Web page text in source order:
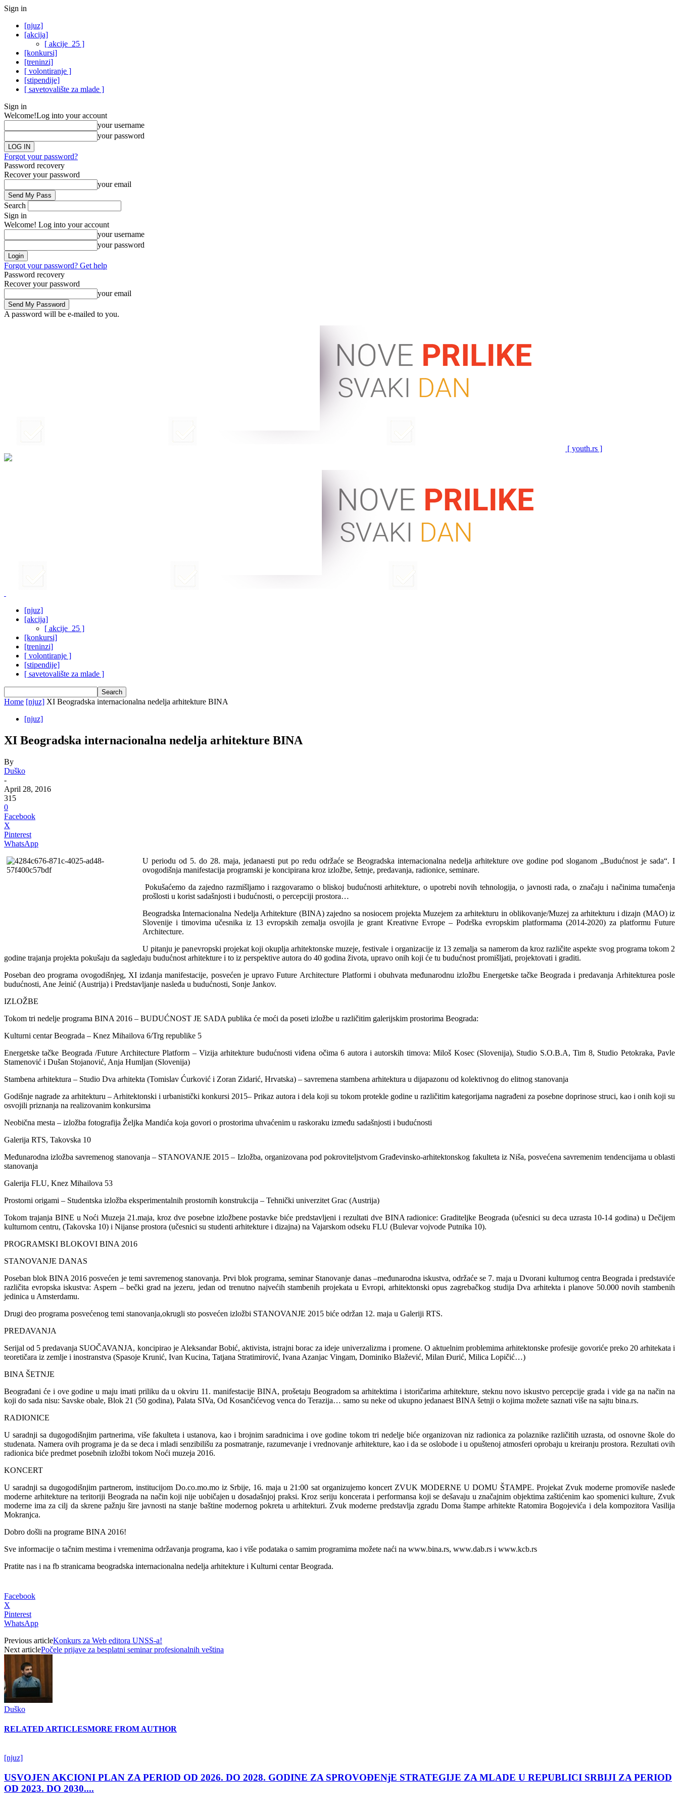
Sign in
[njuz]
[akcija]
[ akcije_25 ]
[konkursi]
[treninzi]
[ volontiranje ]
[stipendije]
[ savetovalište za mlade ]
Sign in
Welcome!Log into your account
your username
your password
Forgot your password?
Password recovery
Recover your password
your email
Search
Sign in
Welcome! Log into your account
your username
your password
Forgot your password? Get help
Password recovery
Recover your password
your email
A password will be e-mailed to you.
[ youth.rs ]
[njuz]
[akcija]
[ akcije_25 ]
[konkursi]
[treninzi]
[ volontiranje ]
[stipendije]
[ savetovalište za mlade ]
Home [njuz] XI Beogradska internacionalna nedelja arhitekture BINA
[njuz]
XI Beogradska internacionalna nedelja arhitekture BINA
By
Duško
-
April 28, 2016
315
0
Facebook
X
Pinterest
WhatsApp
U periodu od 5. do 28. maja, jedanaesti put po redu održaće se Beogradska internacionalna nedelja arhitekture ove godine pod sloganom „Budućnost je sada“. I
ovogodišnja manifestacija programski je koncipirana kroz izložbe, šetnje, predavanja, radionice, seminare.
Pokušaćemo da zajedno razmišljamo i razgovaramo o bliskoj budućnosti arhitekture, o upotrebi novih tehnologija, o javnosti rada, o značaju i načinima tumačenja
prošlosti u korist sadašnjosti i budućnosti, o percepciji prostora…
Beogradska Internacionalna Nedelja Arhitekture (BINA) zajedno sa nosiocem projekta Muzejem za arhitekturu in oblikovanje/Muzej za arhitekturu i dizajn (MAO) iz
Slovenije i timovima učesnika iz 13 evropskih zemalja osvojila je grant Kreativne Evrope – Podrška evropskim platformama (2014-2020) za platformu Future
Architecture.
U pitanju je panevropski projekat koji okuplja arhitektonske muzeje, festivale i organizacije iz 13 zemalja sa namerom da kroz različite aspekte svog programa tokom 2
godine trajanja projekta pokušaju da sagledaju budućnost arhitekture i to iz perspektive autora do 40 godina života, upravo onih koji će tu budućnost promišljati, projektovati i graditi.
Poseban deo programa ovogodišnjeg, XI izdanja manifestacije, posvećen je upravo Future Architecture Platformi i obuhvata međunarodnu izložbu Energetske tačke Beograda i predavanja Arhitekturea posle
budućnosti, Ane Jeinić (Austrija) i Predstavljanje nasleđa u budućnosti, Sonje Jankov.
IZLOŽBE
Tokom tri nedelje programa BINA 2016 – BUDUĆNOST JE SADA publika će moći da poseti izložbe u različitim galerijskim prostorima Beograda:
Kulturni centar Beograda – Knez Mihailova 6/Trg republike 5
Energetske tačke Beograda /Future Architecture Platform – Vizija arhitekture budućnosti viđena očima 6 autora i autorskih timova: Miloš Kosec (Slovenija), Studio S.O.B.A, Tim 8, Studio Petokraka, Pavle
Stamenović i Dušan Stojanović, Anja Humljan (Slovenija)
Stambena arhitektura – Studio Dva arhitekta (Tomislav Ćurković i Zoran Zidarić, Hrvatska) – savremena stambena arhitektura u dijapazonu od kolektivnog do elitnog stanovanja
Godišnje nagrade za arhitekturu – Arhitektonski i urbanistički konkursi 2015– Prikaz autora i dela koji su tokom protekle godine u različitim kategorijama nagrađeni za posebne doprinose struci, kao i onih koji su
osvojili priznanja na realizovanim konkursima
Neobična mesta – izložba fotografija Željka Mandića koja govori o prostorima uhvaćenim u raskoraku između sadašnjosti i budućnosti
Galerija RTS, Takovska 10
Međunarodna izložba savremenog stanovanja – STANOVANJE 2015 – Izložba, organizovana pod pokroviteljstvom Građevinsko-arhitektonskog fakulteta iz Niša, posvećena savremenim tendencijama u oblasti
stanovanja
Galerija FLU, Knez Mihailova 53
Prostorni origami – Studentska izložba eksperimentalnih prostornih konstrukcija – Tehnički univerzitet Grac (Austrija)
Tokom trajanja BINE u Noći Muzeja 21.maja, kroz dve posebne izložbene postavke biće predstavljeni i rezultati dve BINA radionice: Graditeljke Beograda (učesnici su deca uzrasta 10-14 godina) u Dečijem
kulturnom centru, (Takovska 10) i Nijanse prostora (učesnici su studenti arhitekture i dizajna) na Vajarskom odseku FLU (Bulevar vojvode Putnika 10).
PROGRAMSKI BLOKOVI BINA 2016
STANOVANJE DANAS
Poseban blok BINA 2016 posvećen je temi savremenog stanovanja. Prvi blok programa, seminar Stanovanje danas –međunarodna iskustva, održaće se 7. maja u Dvorani kulturnog centra Beograda i predstaviće
različita evropska iskustva: Aspern – bečki grad na jezeru, jedan od trenutno najvećih stambenih projekata u Evropi, arhitektonski opus zagrebačkog studija Dva arhitekta i planove 50.000 novih stambenih
jedinica u Amsterdamu.
Drugi deo programa posvećenog temi stanovanja,okrugli sto posvećen izložbi STANOVANJE 2015 biće održan 12. maja u Galeriji RTS.
PREDAVANJA
Serijal od 5 predavanja SUOČAVANJA, koncipirao je Aleksandar Bobić, aktivista, istrajni borac za ideje univerzalizma i promene. O aktuelnim problemima arhitektonske profesije govoriće preko 20 arhitekata i
teoretičara iz zemlje i inostranstva (Spasoje Krunić, Ivan Kucina, Tatjana Stratimirović, Ivana Azanjac Vingam, Dominiko Blažević, Milan Đurić, Milica Lopičić…)
BINA ŠETNJE
Beograđani će i ove godine u maju imati priliku da u okviru 11. manifestacije BINA, prošetaju Beogradom sa arhitektima i istoričarima arhitekture, steknu novo iskustvo percepcije grada i vide ga na način na
koji do sada nisu: Savske obale, Blok 21 (50 godina), Palata SIVa, Od Kosančićevog venca do Terazija… samo su neke od ukupno jedanaest BINA šetnji o kojima možete saznati više na sajtu bina.rs.
RADIONICE
U saradnji sa dugogodišnjim partnerima, više fakulteta i ustanova, kao i brojnim saradnicima i ove godine tokom tri nedelje biće organizovan niz radionica za polaznike različitih uzrasta, od osnovne škole do
studenata. Namera ovih programa je da se deca i mladi senzibilišu za posmatranje, razumevanje i vrednovanje arhitekture, kao i da se oslobode i u opuštenoj atmosferi oprobaju u kreiranju prostora. Rezultati ovih
radionica biće predmet posebnih izložbi tokom Noći muzeja 2016.
KONCERT
U saradnji sa dugogodišnjim partnerom, institucijom Do.co.mo.mo iz Srbije, 16. maja u 21:00 sat organizujemo koncert ZVUK MODERNE U DOMU ŠTAMPE. Projekat Zvuk moderne promoviše nasleđe
moderne arhitekture na teritoriji Beograda na način koji nije uobičajen u dosadašnjoj praksi. Kroz seriju koncerata i performansa koji se dešavaju u značajnim objektima zaštićenim kao spomenici kulture, Zvuk
moderne ima za cilј da skrene pažnju šire javnosti na stanje baštine modernog pokreta u arhitekturi. Zvuk moderne predstavlja zgradu Doma štampe arhitekte Ratomira Bogojevića i dela kompozitora Vasilija
Mokranjca.
Dobro došli na programe BINA 2016!
Sve informacije o tačnim mestima i vremenima održavanja programa, kao i više podataka o samim programima možete naći na www.bina.rs, www.dab.rs i www.kcb.rs
Pratite nas i na fb stranicama beogradska internacionalna nedelja arhitekture i Kulturni centar Beograda.
Facebook
X
Pinterest
WhatsApp
Previous articleKonkurs za Web editora UNSS-a!
Next articlePočele prijave za besplatni seminar profesionalnih veština
Duško
RELATED ARTICLESMORE FROM AUTHOR
[njuz]
USVOJEN AKCIONI PLAN ZA PERIOD OD 2026. DO 2028. GODINE ZA SPROVOĐENjE STRATEGIJE ZA MLADE U REPUBLICI SRBIJI ZA PERIOD
OD 2023. DO 2030....